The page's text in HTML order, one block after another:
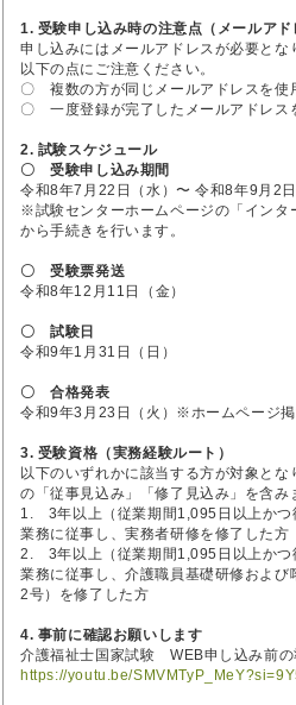
1. 受験申し込み時の注意点（メールアド
申し込みにはメールアドレスが必要とな
以下の点にご注意ください。
〇 複数の方が同じメールアドレスを使
〇 一度登録が完了したメールアドレス
2. 試験スケジュール
〇 受験申し込み期間
令和8年7月22日（水）〜 令和8年9月2日
※試験センターホームページの「インタ
から手続きを行います。
〇 受験票発送
令和8年12月11日（金）
〇 試験日
令和9年1月31日（日）
〇 合格発表
令和9年3月23日（火）※ホームページ
3. 受験資格（実務経験ルート）
以下のいずれかに該当する方が対象と
の「従事見込み」「修了見込み」を含み
1. 3年以上（従業期間1,095日以上かつ
業務に従事し、実務者研修を修了した方
2. 3年以上（従業期間1,095日以上かつ
業務に従事し、介護職員基礎研修およ
2号）を修了した方
4. 事前に確認お願いします
介護福祉士国家試験 WEB申し込み前の
https://youtu.be/